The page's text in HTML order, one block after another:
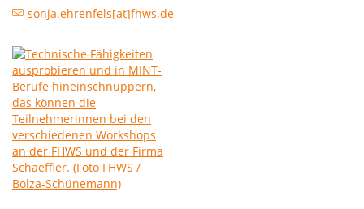
sonja.ehrenfels[at]fhws.de